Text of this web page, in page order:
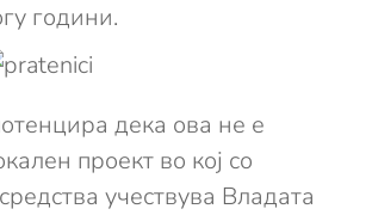
години.
дека ова не е
проект во кој со
учествува Владата